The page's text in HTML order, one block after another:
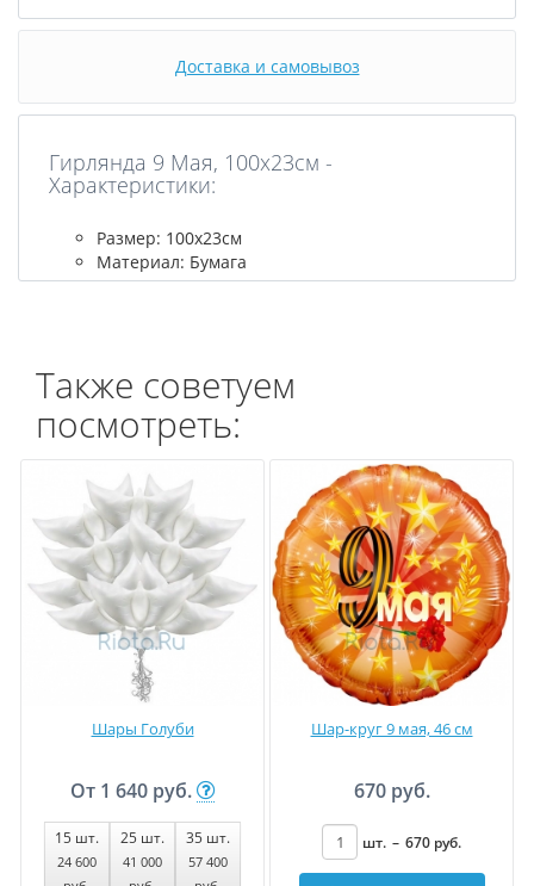
Доставка и самовывоз
Гирлянда 9 Мая, 100x23см -
Характеристики:
Размер: 100х23см
Материал: Бумага
Также советуем
посмотреть:
Шары Голуби
От 1 640 руб.
15 шт.
24 600
25 шт.
41 000
35 шт.
57 400
Шар-круг 9 мая, 46 см
670 руб.
шт. – 670 руб.